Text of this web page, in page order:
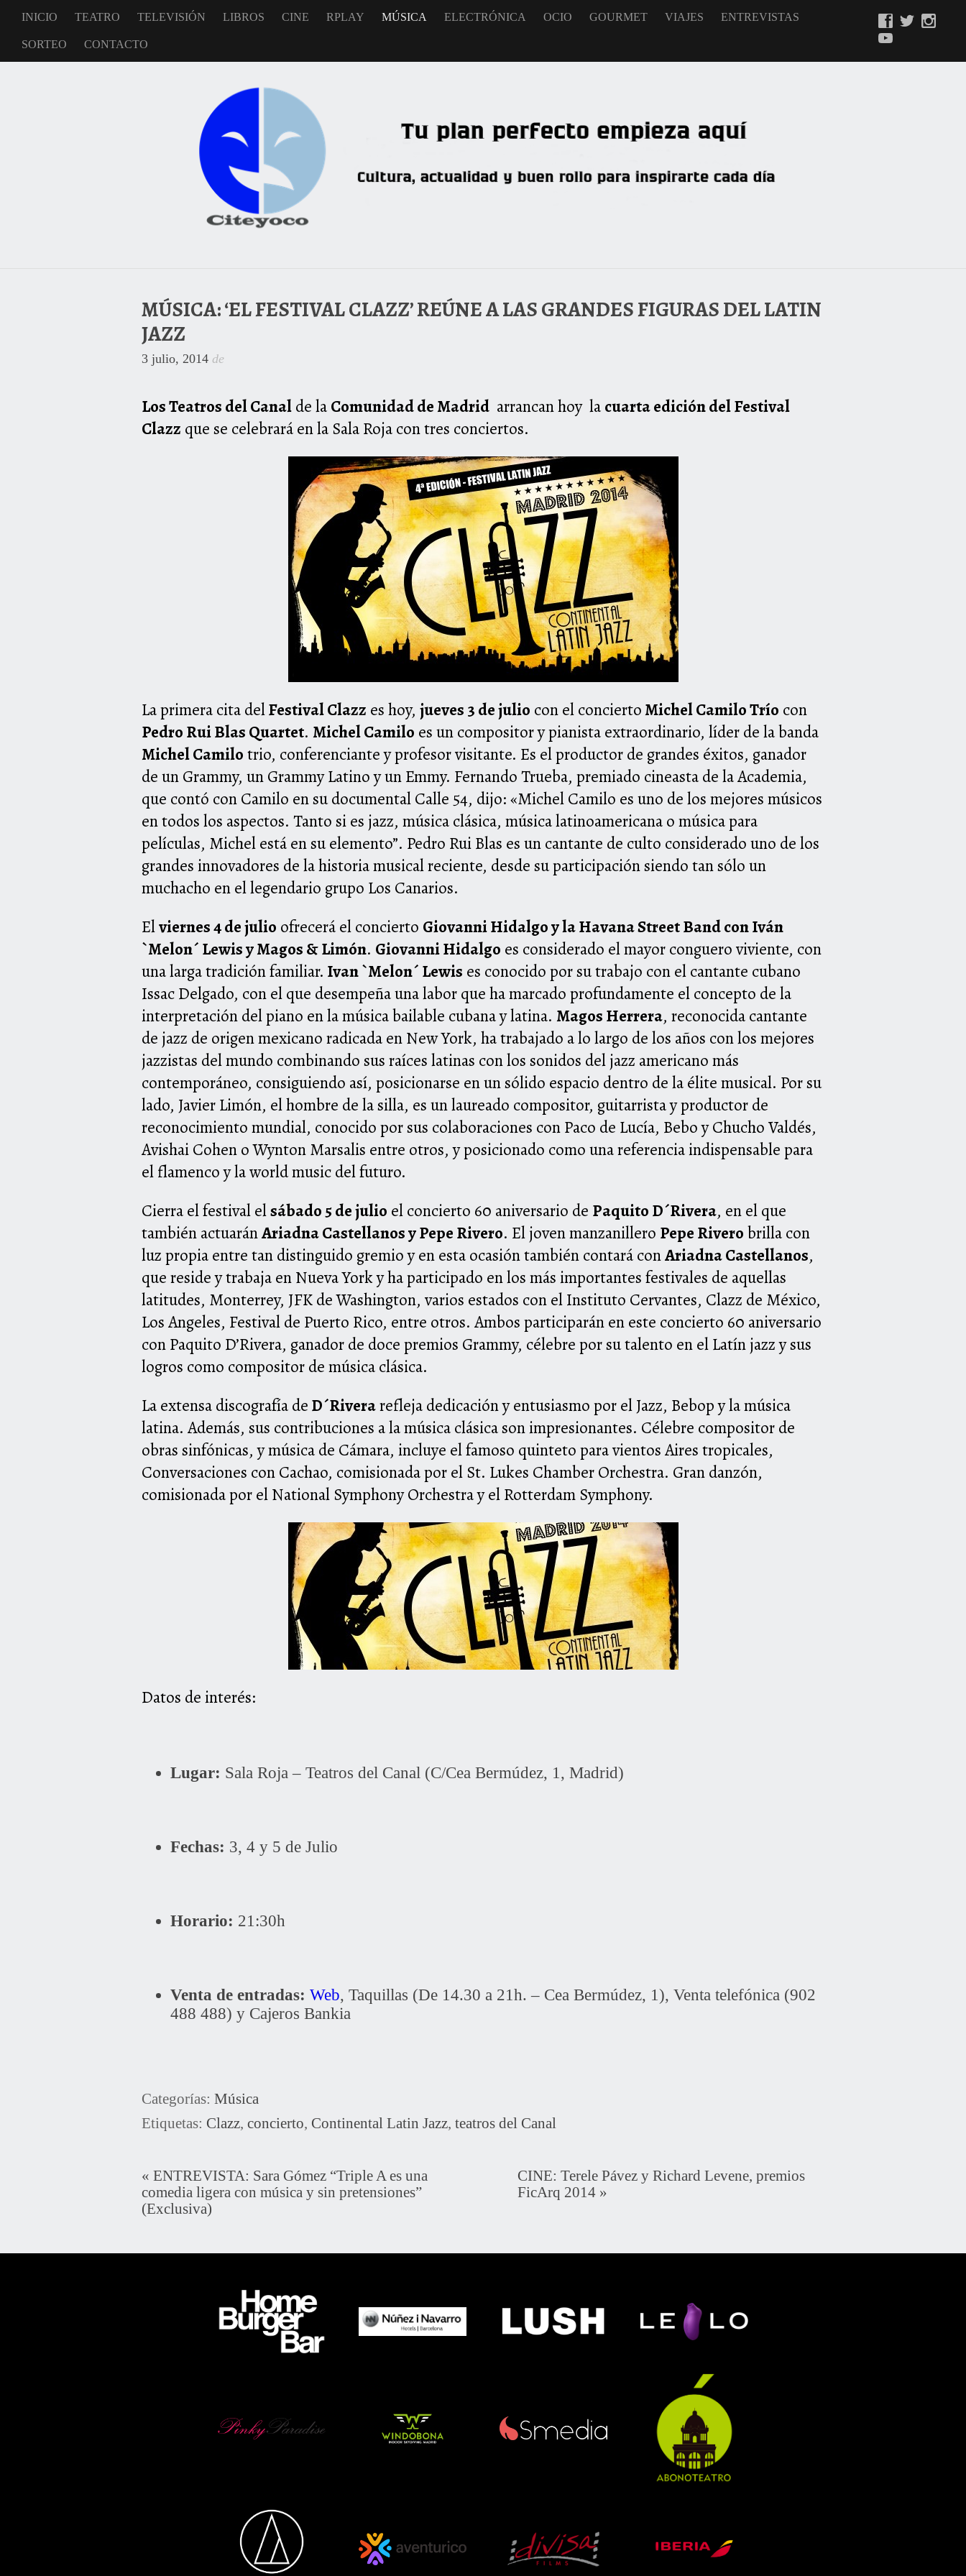
INICIO TEATRO TELEVISIÓN LIBROS CINE RPLAY MÚSICA ELECTRÓNICA OCIO GOURMET VIAJES ENTREVISTAS
SORTEO CONTACTO
MÚSICA: ‘EL FESTIVAL CLAZZ’ REÚNE A LAS GRANDES FIGURAS DEL LATIN
JAZZ
3 julio, 2014 de
Los Teatros del Canalde laComunidad de Madrid arrancan hoy lacuarta edición del Festival
Clazz que se celebrará en la Sala Roja con tres conciertos.
La primera cita delFestival Clazz es hoy, jueves 3 de julio con el conciertoMichel Camilo Trío con
Pedro Rui Blas Quartet. Michel Camilo es un compositor y pianista extraordinario, líder de la banda
Michel Camilotrio, conferenciante y profesor visitante. Es el productor de grandes éxitos, ganador
de un Grammy, un Grammy Latino y un Emmy. Fernando Trueba, premiado cineasta de la Academia,
que contó con Camilo en su documental Calle 54, dijo: «Michel Camilo es uno de los mejores músicos
en todos los aspectos. Tanto si es jazz, música clásica, música latinoamericana o música para
películas, Michel está en su elemento”. Pedro Rui Blas es un cantante de culto considerado uno de los
grandes innovadores de la historia musical reciente, desde su participación siendo tan sólo un
muchacho en el legendario grupo Los Canarios.
Elviernes 4 de julio ofrecerá el concierto Giovanni Hidalgo y la Havana Street Band con Iván
`Melon´ Lewis y Magos & Limón. Giovanni Hidalgo es considerado el mayor conguero viviente, con
una larga tradición familiar. Ivan `Melon´ Lewis es conocido por su trabajo con el cantante cubano
Issac Delgado, con el que desempeña una labor que ha marcado profundamente el concepto de la
interpretación del piano en la música bailable cubana y latina. Magos Herrera, reconocida cantante
de jazz de origen mexicano radicada en New York, ha trabajado a lo largo de los años con los mejores
jazzistas del mundo combinando sus raíces latinas con los sonidos del jazz americano más
contemporáneo, consiguiendo así, posicionarse en un sólido espacio dentro de la élite musical. Por su
lado, Javier Limón, el hombre de la silla, es un laureado compositor, guitarrista y productor de
reconocimiento mundial, conocido por sus colaboraciones con Paco de Lucía, Bebo y Chucho Valdés,
Avishai Cohen o Wynton Marsalis entre otros, y posicionado como una referencia indispensable para
el flamenco y la world music del futuro.
Cierra el festival elsábado 5 de julio el concierto 60 aniversario de Paquito D´Rivera, en el que
también actuaránAriadna Castellanos y Pepe Rivero. El joven manzanillero Pepe Riverobrilla con
luz propia entre tan distinguido gremio y en esta ocasión también contará conAriadna Castellanos,
que reside y trabaja en Nueva York y ha participado en los más importantes festivales de aquellas
latitudes, Monterrey, JFK de Washington, varios estados con el Instituto Cervantes, Clazz de México,
Los Angeles, Festival de Puerto Rico, entre otros. Ambos participarán en este concierto 60 aniversario
con Paquito D’Rivera, ganador de doce premios Grammy, célebre por su talento en el Latín jazz y sus
logros como compositor de música clásica.
La extensa discografía deD´Riverarefleja dedicación y entusiasmo por el Jazz, Bebop y la música
latina. Además, sus contribuciones a la música clásica son impresionantes. Célebre compositor de
obras sinfónicas, y música de Cámara, incluye el famoso quinteto para vientos Aires tropicales,
Conversaciones con Cachao, comisionada por el St. Lukes Chamber Orchestra. Gran danzón,
comisionada por el National Symphony Orchestra y el Rotterdam Symphony.
Datos de interés:
Lugar: Sala Roja – Teatros del Canal (C/Cea Bermúdez, 1, Madrid)
Fechas: 3, 4 y 5 de Julio
Horario: 21:30h
Venta de entradas: Web, Taquillas (De 14.30 a 21h. – Cea Bermúdez, 1), Venta telefónica (902
488 488) y Cajeros Bankia
Categorías: Música
Etiquetas: Clazz, concierto, Continental Latin Jazz, teatros del Canal
« ENTREVISTA: Sara Gómez “Triple A es una
comedia ligera con música y sin pretensiones”
(Exclusiva)
CINE: Terele Pávez y Richard Levene, premios
FicArq 2014»